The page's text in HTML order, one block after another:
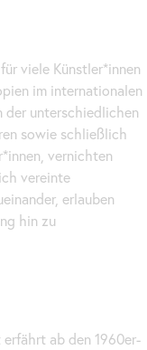
viele Künstler*innen
im internationalen
der unterschiedlichen
sowie schließlich
vernichten
vereinte
erlauben
hin zu
ab den 1960er-